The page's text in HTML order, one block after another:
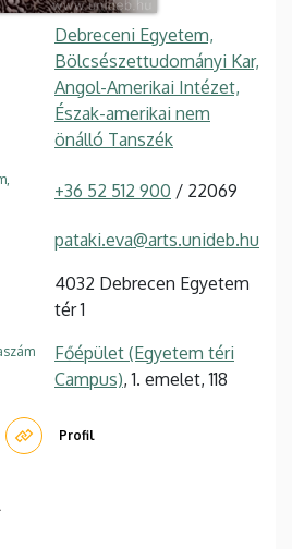
Debreceni Egyetem,
Bölcsészettudományi Kar,
Angol-Amerikai Intézet,
Észak-amerikai nem
önálló Tanszék
+36 52 512 900 / 22069
pataki.eva@arts.unideb.hu
4032 Debrecen Egyetem
tér 1
Főépület (Egyetem téri
Campus), 1. emelet, 118
Profil